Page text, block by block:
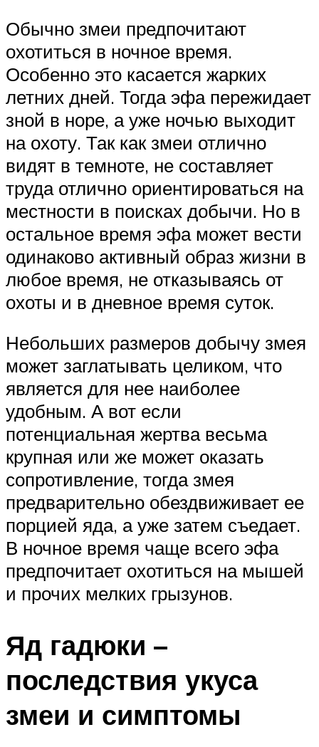
Обычно змеи предпочитают
охотиться в ночное время.
Особенно это касается жарких
летних дней. Тогда эфа пережидает
зной в норе, а уже ночью выходит
на охоту. Так как змеи отлично
видят в темноте, не составляет
труда отлично ориентироваться на
местности в поисках добычи. Но в
остальное время эфа может вести
одинаково активный образ жизни в
любое время, не отказываясь от
охоты и в дневное время суток.
Небольших размеров добычу змея
может заглатывать целиком, что
является для нее наиболее
удобным. А вот если
потенциальная жертва весьма
крупная или же может оказать
сопротивление, тогда змея
предварительно обездвиживает ее
порцией яда, а уже затем съедает.
В ночное время чаще всего эфа
предпочитает охотиться на мышей
и прочих мелких грызунов.
Яд гадюки –
последствия укуса
змеи и симптомы